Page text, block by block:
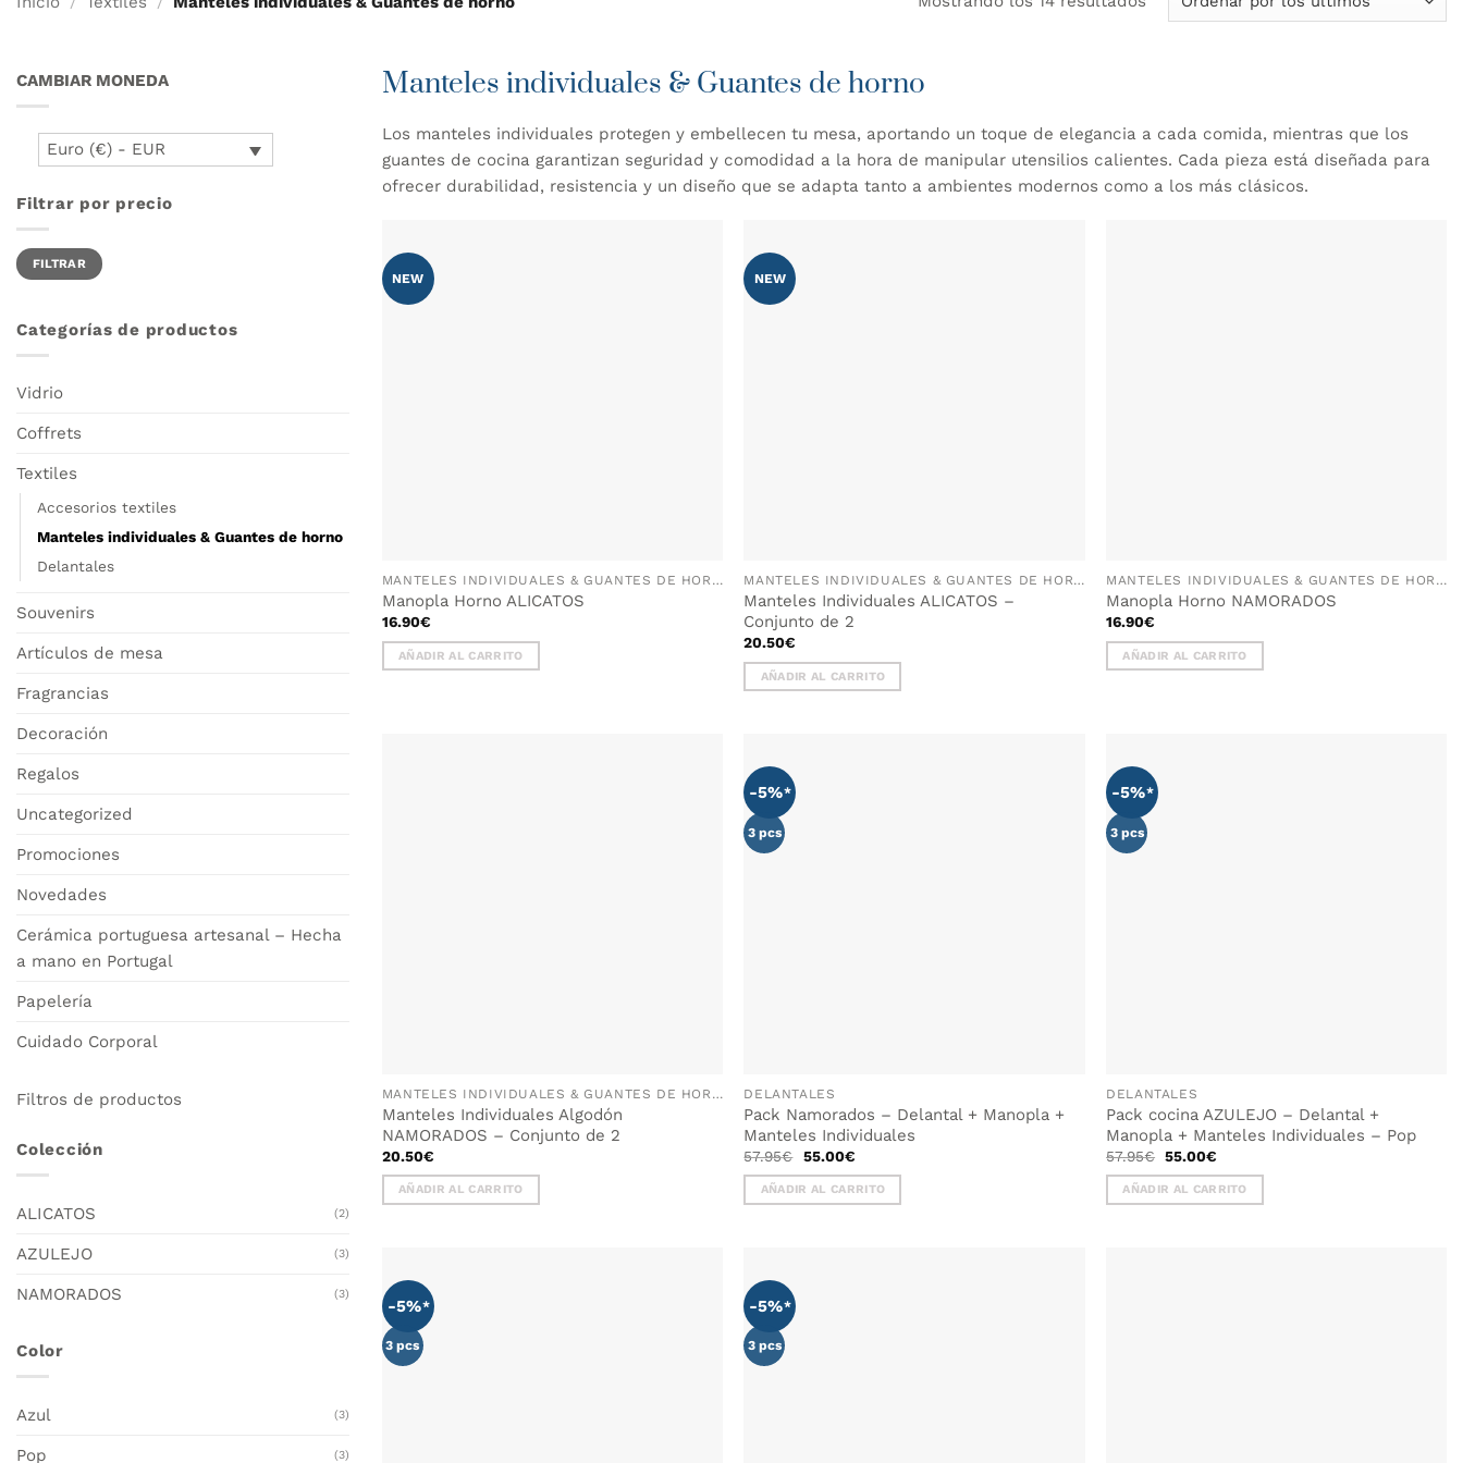
por
CAMBIAR MONEDA
Euro (€) - EUR
Filtrar por precio
Precio
mínimo
Precio
máximo
FILTRAR
Categorías de productos
Vidrio
Coffrets
Textiles
Accesorios textiles
Manteles individuales & Guantes de horno
Delantales
Souvenirs
Artículos de mesa
Fragrancias
Decoración
Regalos
Uncategorized
Promociones
Novedades
Cerámica portuguesa artesanal – Hecha
a mano en Portugal
Papelería
Cuidado Corporal
Filtros de productos
Colección
ALICATOS (2)
AZULEJO (3)
NAMORADOS (3)
Color
Azul (3)
Pop (3)
Manteles individuales & Guantes de horno
Los manteles individuales protegen y embellecen tu mesa, aportando un toque de elegancia a cada comida, mientras que los
guantes de cocina garantizan seguridad y comodidad a la hora de manipular utensilios calientes. Cada pieza está diseñada para
ofrecer durabilidad, resistencia y un diseño que se adapta tanto a ambientes modernos como a los más clásicos.
NEW
MANTELES INDIVIDUALES & GUANTES DE HORNO
Manopla Horno ALICATOS
16.90€
AÑADIR AL CARRITO
NEW
MANTELES INDIVIDUALES & GUANTES DE HORNO
Manteles Individuales ALICATOS –
Conjunto de 2
20.50€
AÑADIR AL CARRITO
MANTELES INDIVIDUALES & GUANTES DE HORNO
Manopla Horno NAMORADOS
16.90€
AÑADIR AL CARRITO
MANTELES INDIVIDUALES & GUANTES DE HORNO
Manteles Individuales Algodón
NAMORADOS – Conjunto de 2
20.50€
AÑADIR AL CARRITO
-5%
3 pcs
DELANTALES
Pack Namorados – Delantal + Manopla +
Manteles Individuales
57.95€ El
precio
original
era:
57.95€.
55.00€El
actual
es:
55.00€.
AÑADIR AL CARRITO
-5%
3 pcs
DELANTALES
Pack cocina AZULEJO – Delantal +
Manopla + Manteles Individuales – Pop
57.95€ El
precio
original
era:
57.95€.
55.00€
actual
es:
55.00€.
AÑADIR AL CARRITO
-5%
3 pcs
-5%
3 pcs